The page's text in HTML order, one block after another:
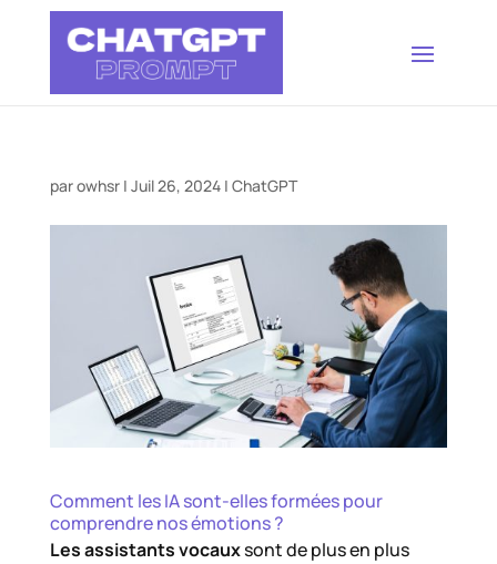
parowhsr| Juil 26, 2024| ChatGPT
Comment les IA sont-elles formées pour
comprendre nos émotions ?
Les assistants vocauxsont de plus en plus